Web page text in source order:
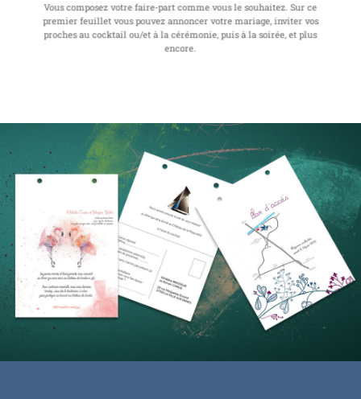
Vous composez votre faire-part comme vous le souhaitez. Sur ce
premier feuillet vous pouvez annoncer votre mariage, inviter vos
proches au cocktail ou/et à la cérémonie, puis à la soirée, et plus
encore.